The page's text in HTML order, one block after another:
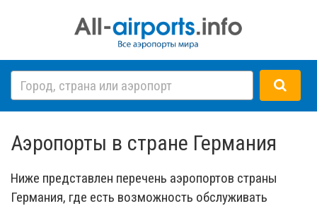
Аэропорты в стране Германия
Ниже представлен перечень аэропортов страны
Германия, где есть возможность обслуживать